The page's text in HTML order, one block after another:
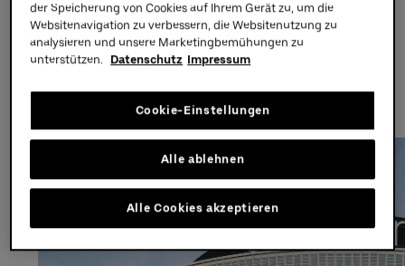
Partners
ALBA BERLIN
der Speicherung von Cookies auf Ihrem Gerät zu, um die
Websitenavigation zu verbessern, die Websitenutzung zu
analysieren und unsere Marketingbemühungen zu
unterstützen.
Datenschutz Impressum
Cookie-Einstellungen
Alle ablehnen
Alle Cookies akzeptieren